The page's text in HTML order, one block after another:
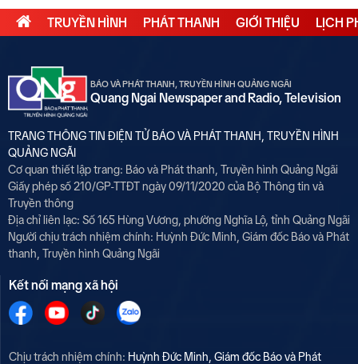
TRUYỀN HÌNH PHÁT THANH GIỚI THIỆU LỊCH
BÁO VÀ PHÁT THANH, TRUYỀN HÌNH QUẢNG NGÃI
Quang Ngai Newspaper and Radio, Television
TRANG THÔNG TIN ĐIỆN TỬ BÁO VÀ PHÁT THANH, TRUYỀN HÌNH
QUẢNG NGÃI
Cơ quan thiết lập trang: Báo và Phát thanh, Truyền hình Quảng Ngãi
Giấy phép số 210/GP-TTĐT ngày 09/11/2020 của Bộ Thông tin và
Truyền thông
Địa chỉ liên lạc: Số 165 Hùng Vương, phường Nghĩa Lộ, tỉnh Quảng Ngãi
Người chịu trách nhiệm chính: Huỳnh Đức Minh, Giám đốc Báo và Phát
thanh, Truyền hình Quảng Ngãi
Kết nối mạng xã hội
Chịu trách nhiệm chính: Huỳnh Đức Minh, Giám đốc Báo và Phát